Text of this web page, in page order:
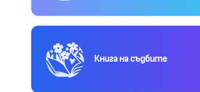
Книга на съдбите